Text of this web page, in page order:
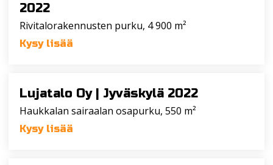
2022
Rivitalorakennusten purku, 4 900 m²
Kysy lisää
Lujatalo Oy | Jyväskylä 2022
Haukkalan sairaalan osapurku, 550 m²
Kysy lisää